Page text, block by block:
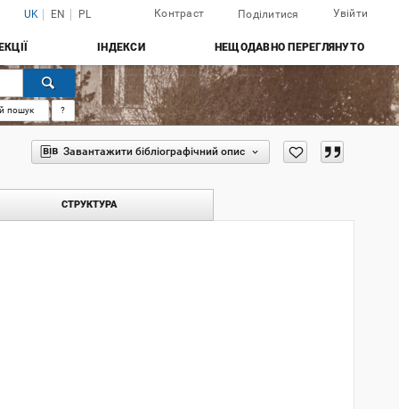
UK EN PL Контраст Поділитися Увійти
ІНДЕКСИ НЕЩОДАВНО ПЕРЕГЛЯНУТО
пошук ?
Завантажити бібліографічний опис
СТРУКТУРА